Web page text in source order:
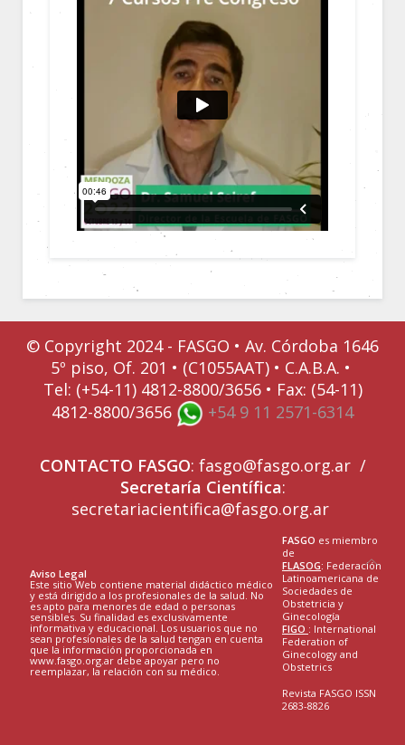
© Copyright 2024 - FASGO • Av. Córdoba 1646
5º piso, Of. 201 • (C1055AAT) • C.A.B.A. •
Tel: (+54-11) 4812-8800/3656 • Fax: (54-11)
4812-8800/3656
+54 9 11 2571-6314
CONTACTO FASGO: fasgo@fasgo.org.ar/
Secretaría Científica:
secretariacientifica@fasgo.org.ar
Aviso Legal
Este sitio Web contiene material didáctico médico
y está dirigido a los profesionales de la salud. No
es apto para menores de edad o personas
sensibles. Su finalidad es exclusivamente
informativa y educacional. Los usuarios que no
sean profesionales de la salud tengan en cuenta
que la información proporcionada en
www.fasgo.org.ar debe apoyar pero no
reemplazar, la relación con su médico.
FASGO es miembro
de
FLASOG: Federación
Latinoamericana de
Sociedades de
Obstetricia y
Ginecología
FIGO : International
Federation of
Ginecology and
Obstetrics
Revista FASGO ISSN
2683-8826